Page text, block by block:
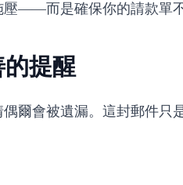
——而是確保你的請款單不
提醒
爾會被遺漏。這封郵件只